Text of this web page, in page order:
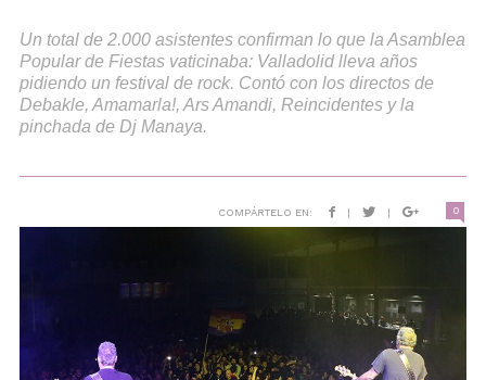
Un total de 2.000 asistentes confirman lo que la Asamblea
Popular de Fiestas vaticinaba: Valladolid lleva años
pidiendo un festival de rock. Contó con los directos de
Debakle, Amamarla!, Ars Amandi, Reincidentes y la
pinchada de Dj Manaya.
COMPÁRTELO EN: | | 0